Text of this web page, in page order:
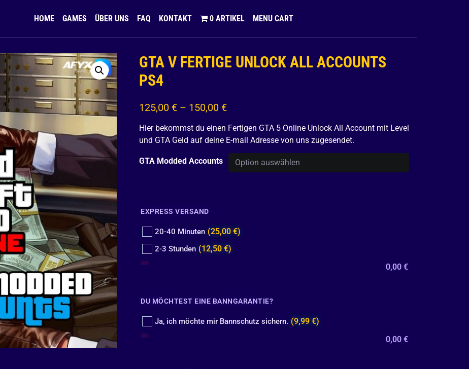
HOME GAMES ÜBER UNS FAQ KONTAKT 0 ARTIKEL MENU CART
GTA V FERTIGE UNLOCK ALL ACCOUNTS
PS4
125,00 € – 150,00 €
Hier bekommst du einen Fertigen GTA 5 Online Unlock All Account mit Level
und GTA Geld auf deine E-mail Adresse von uns zugesendet.
GTA Modded Accounts
EXPRESS VERSAND
20-40 Minuten (25,00 €)
2-3 Stunden (12,50 €)
0,00 €
DU MÖCHTEST EINE BANNGARANTIE?
Ja, ich möchte mir Bannschutz sichern. (9,99 €)
0,00 €